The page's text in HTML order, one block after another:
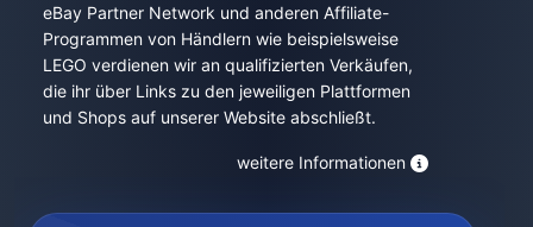
eBay Partner Network und anderen Affiliate-
Programmen von Händlern wie beispielsweise
LEGO verdienen wir an qualifizierten Verkäufen,
die ihr über Links zu den jeweiligen Plattformen
und Shops auf unserer Website abschließt.
weitere Informationen